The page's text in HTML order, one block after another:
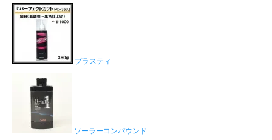
プラスティ
ソーラーコンパウンド